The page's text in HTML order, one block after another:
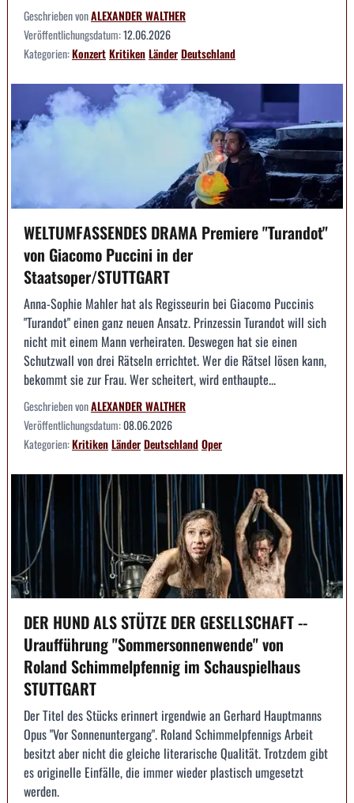
Geschrieben vonALEXANDER WALTHER
Veröffentlichungsdatum:12.06.2026
Kategorien:KonzertKritikenLänderDeutschland
WELTUMFASSENDES DRAMA Premiere "Turandot"
von Giacomo Puccini in der
Staatsoper/STUTTGART
Anna-Sophie Mahler hat als Regisseurin bei Giacomo Puccinis
"Turandot" einen ganz neuen Ansatz. Prinzessin Turandot will sich
nicht mit einem Mann verheiraten. Deswegen hat sie einen
Schutzwall von drei Rätseln errichtet. Wer die Rätsel lösen kann,
bekommt sie zur Frau. Wer scheitert, wird enthaupte...
Geschrieben vonALEXANDER WALTHER
Veröffentlichungsdatum:08.06.2026
Kategorien:KritikenLänderDeutschlandOper
DER HUND ALS STÜTZE DER GESELLSCHAFT --
Uraufführung "Sommersonnenwende" von
Roland Schimmelpfennig im Schauspielhaus
STUTTGART
Der Titel des Stücks erinnert irgendwie an Gerhard Hauptmanns
Opus "Vor Sonnenuntergang". Roland Schimmelpfennigs Arbeit
besitzt aber nicht die gleiche literarische Qualität. Trotzdem gibt
es originelle Einfälle, die immer wieder plastisch umgesetzt
werden.